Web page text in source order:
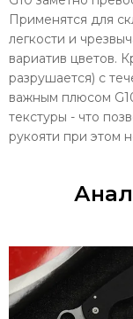
Применятся для
легкости и
вариатив цветов.
разрушается) с
важным плюсом
текстуры - что
рукояти при этом